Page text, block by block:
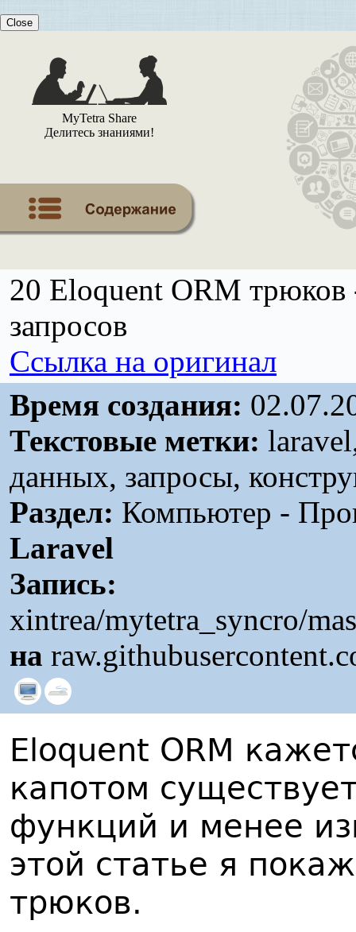
Close
MyTetra Share
Делитесь знаниями!
20 Eloquent ORM
запросов
Ссылка на оригинал
Время создания:
Текстовые метки:
данных, запросы,
Раздел: Компьютер -
Laravel
Запись:
xintrea/mytetra_syncro/
на
Eloquent ORM
капотом
функций и менее
этой статье я
трюков.